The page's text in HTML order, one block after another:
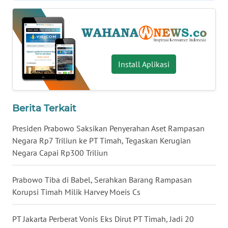
Install Aplikasi
Berita Terkait
Presiden Prabowo Saksikan Penyerahan Aset Rampasan
Negara Rp7 Triliun ke PT Timah, Tegaskan Kerugian
Negara Capai Rp300 Triliun
Prabowo Tiba di Babel, Serahkan Barang Rampasan
Korupsi Timah Milik Harvey Moeis Cs
PT Jakarta Perberat Vonis Eks Dirut PT Timah, Jadi 20
WN
BABEL
WN
SUMBAR
WN
WN
BENGKULU
WN
LAMPUNG
WN